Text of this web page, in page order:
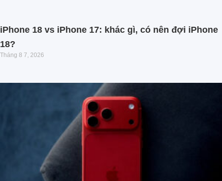
iPhone 18 vs iPhone 17: khác gì, có nên đợi iPhone
18?
Tháng 8 7, 2026